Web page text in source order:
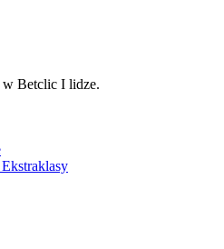
w Betclic I lidze.